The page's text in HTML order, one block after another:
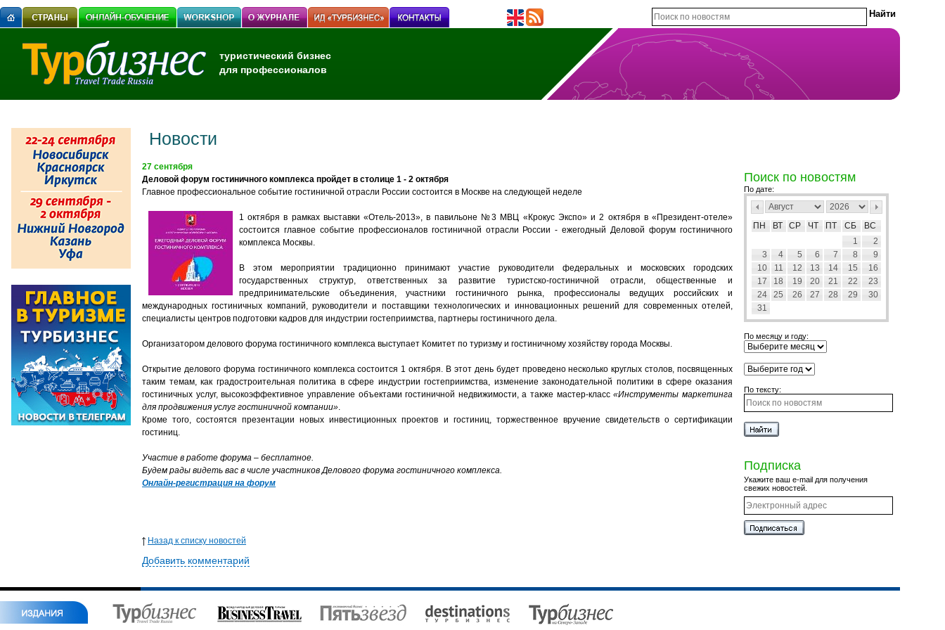
туристический бизнес
для профессионалов
Новости
27 сентября
Деловой форум гостиничного комплекса пройдет в столице 1 - 2 октября
Главное профессиональное событие гостиничной отрасли России состоится в Москве на следующей неделе
1 октября в рамках выставки «Отель-2013», в павильоне №3 МВЦ «Крокус Экспо» и 2 октября в «Президент-отеле»
состоится главное событие профессионалов гостиничной отрасли России - ежегодный Деловой форум гостиничного
комплекса Москвы.
В этом мероприятии традиционно принимают участие руководители федеральных и московских городских
государственных структур, ответственных за развитие туристско-гостиничной отрасли, общественные и
предпринимательские объединения, участники гостиничного рынка, профессионалы ведущих российских и
международных гостиничных компаний, руководители и поставщики технологических и инновационных решений для современных отелей,
специалисты центров подготовки кадров для индустрии гостеприимства, партнеры гостиничного дела.
Организатором делового форума гостиничного комплекса выступает Комитет по туризму и гостиничному хозяйству города Москвы.
Открытие делового форума гостиничного комплекса состоится 1 октября. В этот день будет проведено несколько круглых столов, посвященных
таким темам, как градостроительная политика в сфере индустрии гостеприимства, изменение законодательной политики в сфере оказания
гостиничных услуг, высокоэффективное управление объектами гостиничной недвижимости, а также мастер-класс«Инструменты маркетинга
для продвижения услуг гостиничной компании».
Кроме того, состоятся презентации новых инвестиционных проектов и гостиниц, торжественное вручение свидетельств о сертификации
гостиниц.
Участие в работе форума – бесплатное.
Будем рады видеть вас в числе участников Делового форума гостиничного комплекса.
Онлайн-регистрация на форум
Назад к списку новостей
Добавить комментарий
Поиск по новостям
По дате:
ПН ВТ СР ЧТ ПТ СБ
ВС
1
2
3
4 5 6 7 8
9
10
11 12 13 14 15
16
17
18 19 20 21 22
23
24
25 26 27 28 29
30
31
По месяцу и году:
По тексту:
Подписка
Укажите ваш e-mail для получения
свежих новостей.